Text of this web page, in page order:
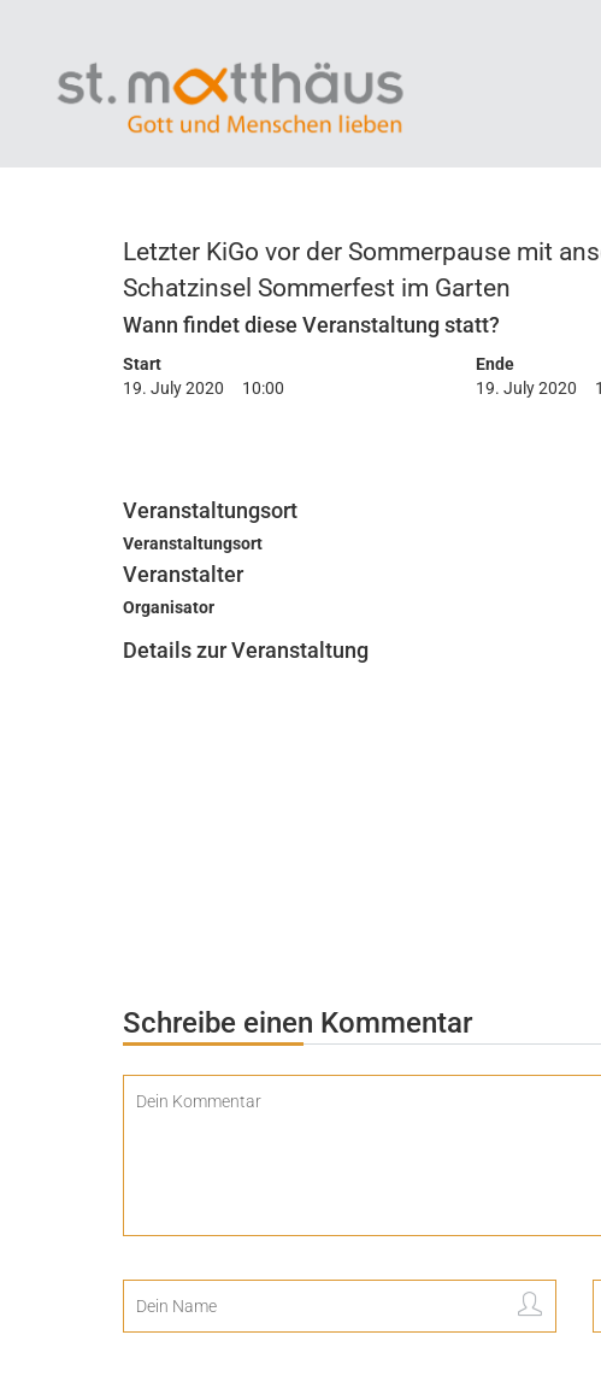
Letzter KiGo vor der Sommerpause mit
Schatzinsel Sommerfest im Garten
Wann findet diese Veranstaltung statt?
Start
19. July 2020
10:00
Ende
19. July 2020
Veranstaltungsort
Veranstaltungsort
Veranstalter
Organisator
Details zur Veranstaltung
Schreibe einen Kommentar